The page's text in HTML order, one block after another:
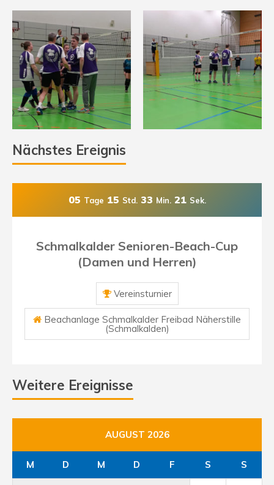
Nächstes Ereignis
05 Tage 15 Std. 33 Min. 20 Sek.
Schmalkalder Senioren-Beach-Cup
(Damen und Herren)
Vereinsturnier
Beachanlage Schmalkalder Freibad Näherstille
(Schmalkalden)
Weitere Ereignisse
AUGUST 2026
M D M D F S S